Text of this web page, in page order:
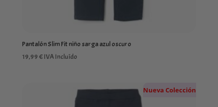
Pantalón Slim Fit niño sarga azul oscuro
19,99€IVA Incluído
Nueva Colección